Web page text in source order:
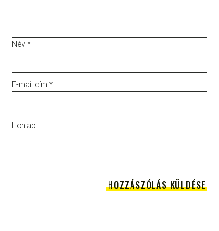
Név *
E-mail cím *
Honlap